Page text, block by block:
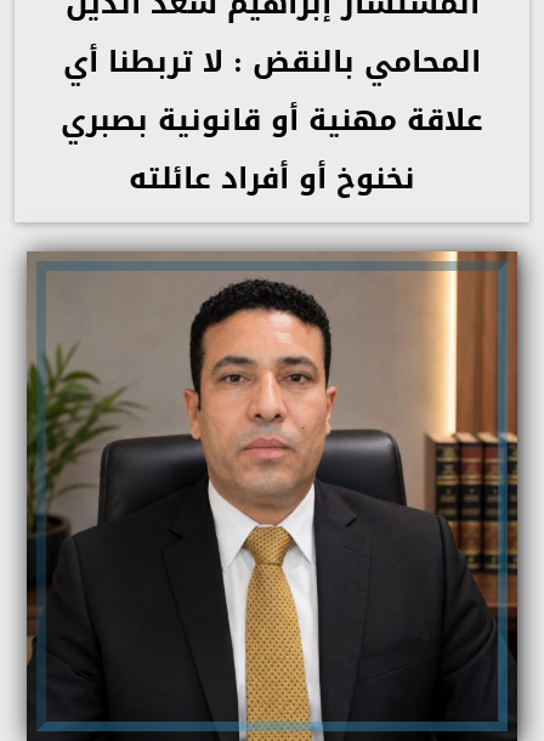
المحامي بالنقض : لا تربطنا أي
علاقة مهنية أو قانونية بصبري
نخنوخ أو أفراد عائلته